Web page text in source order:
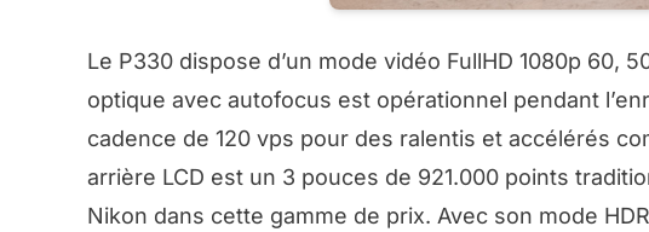
Le P330 dispose d’un mode vidéo FullHD 1080p 60,
optique avec autofocus est opérationnel pendant
cadence de 120 vps pour des ralentis et accélérés
arrière LCD est un 3 pouces de 921.000 points
Nikon dans cette gamme de prix. Avec son mode